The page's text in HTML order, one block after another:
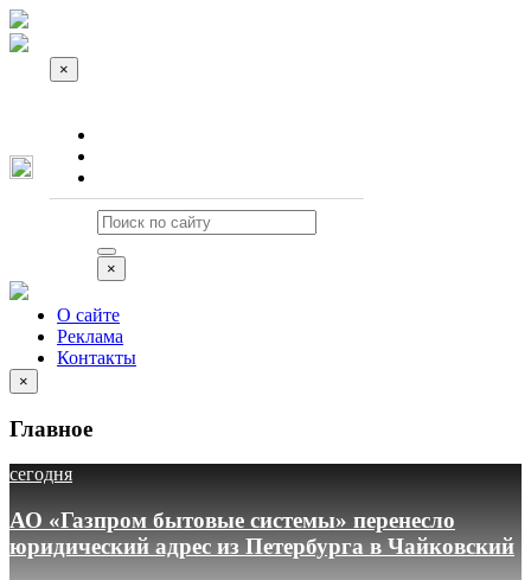
×
×
О сайте
Реклама
Контакты
×
Главное
сегодня
АО «Газпром бытовые системы» перенесло
юридический адрес из Петербурга в Чайковский